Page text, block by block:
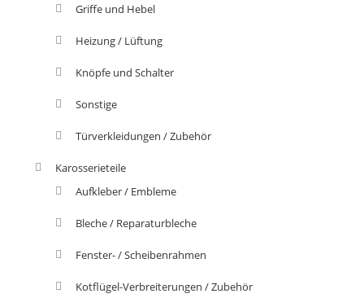
Griffe und Hebel
Heizung / Lüftung
Knöpfe und Schalter
Sonstige
Türverkleidungen / Zubehör
Karosserieteile
Aufkleber / Embleme
Bleche / Reparaturbleche
Fenster- / Scheibenrahmen
Kotflügel-Verbreiterungen / Zubehör